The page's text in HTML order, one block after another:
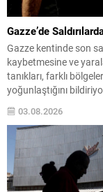
Gazze’de
Gazze kentinde son
kaybetmesine ve
tanıkları, farklı
yoğunlaştığını
Hastanelerde
sayısının...
03.08.2026